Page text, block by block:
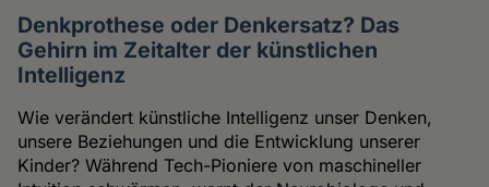
Denkprothese oder Denkersatz? Das
Gehirn im Zeitalter der künstlichen
Intelligenz
Wie verändert künstliche Intelligenz unser Denken,
unsere Beziehungen und die Entwicklung unserer
Kinder? Während Tech-Pioniere von maschineller